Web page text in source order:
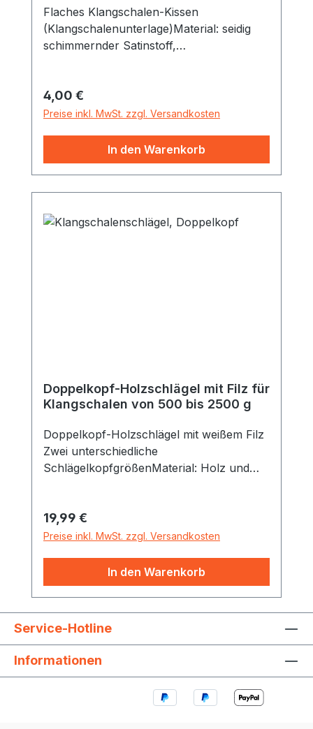
Flaches Klangschalen-Kissen
(Klangschalenunterlage)Material: seidig
schimmernder Satinstoff,
violett) Dieses flache Kissen dient in der
Regel als Klangschalen-Unterlage. Es
platziert werden. Das Kissen ist so dünn,
dass die Schwingungen vom Klanggast
dennoch gut gespürt werden können.
Eine Vorauswahl der Farben ist bei dieser
Online-Bestellung leider nicht möglich.
Regulärer Preis:
4,00 €
Preise inkl. MwSt. zzgl. Versandkosten
In den Warenkorb
Doppelkopf-Holzschlägel mit Filz für
Klangschalen von 500 bis 2500 g
Doppelkopf-Holzschlägel mit weißem Filz
Zwei unterschiedliche
SchlägelkopfgrößenMaterial: Holz und
zirka 40,5 cm Schlägelstil Buche,
Durchmesser zirka 1,2 cm Geeignet für
Regulärer Preis:
19,99 €
Preise inkl. MwSt. zzgl. Versandkosten
In den Warenkorb
Service-Hotline
Informationen